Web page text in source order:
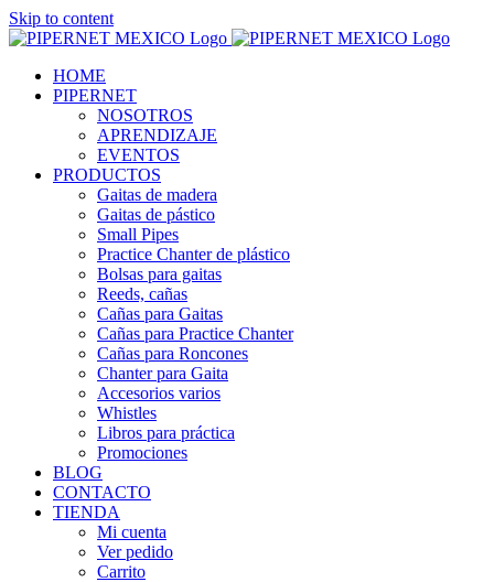
Skip to content
HOME
PIPERNET
NOSOTROS
APRENDIZAJE
EVENTOS
PRODUCTOS
Gaitas de madera
Gaitas de pástico
Small Pipes
Practice Chanter de plástico
Bolsas para gaitas
Reeds, cañas
Cañas para Gaitas
Cañas para Practice Chanter
Cañas para Roncones
Chanter para Gaita
Accesorios varios
Whistles
Libros para práctica
Promociones
BLOG
CONTACTO
TIENDA
Mi cuenta
Ver pedido
Carrito